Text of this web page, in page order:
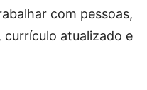
com pessoas,
atualizado e